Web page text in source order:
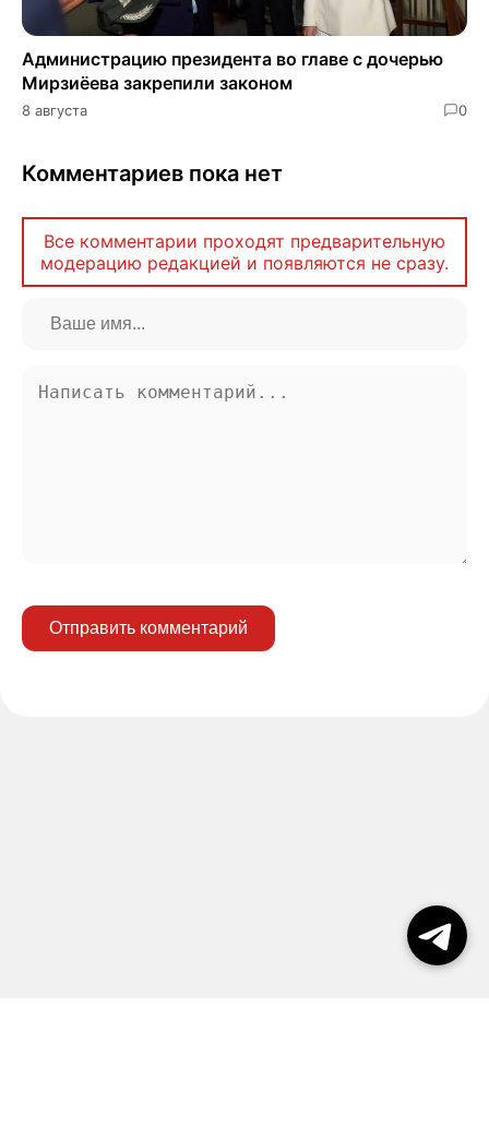
Администрацию президента во главе с дочерью
Мирзиёева закрепили законом
8 августа 0
Комментариев пока нет
Все комментарии проходят предварительную
модерацию редакцией и появляются не сразу.
Отправить комментарий